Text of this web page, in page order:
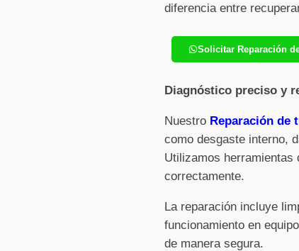
diferencia entre
Solicitar Reparación
Diagnóstico preciso y
Nuestro Reparación de
como desgaste interno,
Utilizamos herramientas
correctamente.
La reparación incluye
funcionamiento en
de manera segura.